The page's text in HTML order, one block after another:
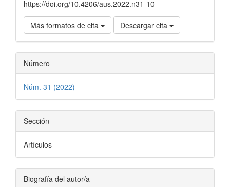
https://doi.org/10.4206/aus.2022.n31-10
Más formatos de cita Descargar cita
Número
Núm. 31 (2022)
Sección
Artículos
Biografía del autor/a